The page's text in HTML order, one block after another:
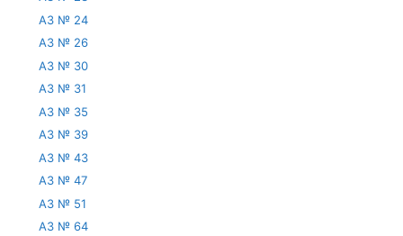
АЗ № 24
АЗ № 26
АЗ № 30
АЗ № 31
АЗ № 35
АЗ № 39
АЗ № 43
АЗ № 47
АЗ № 51
АЗ № 64